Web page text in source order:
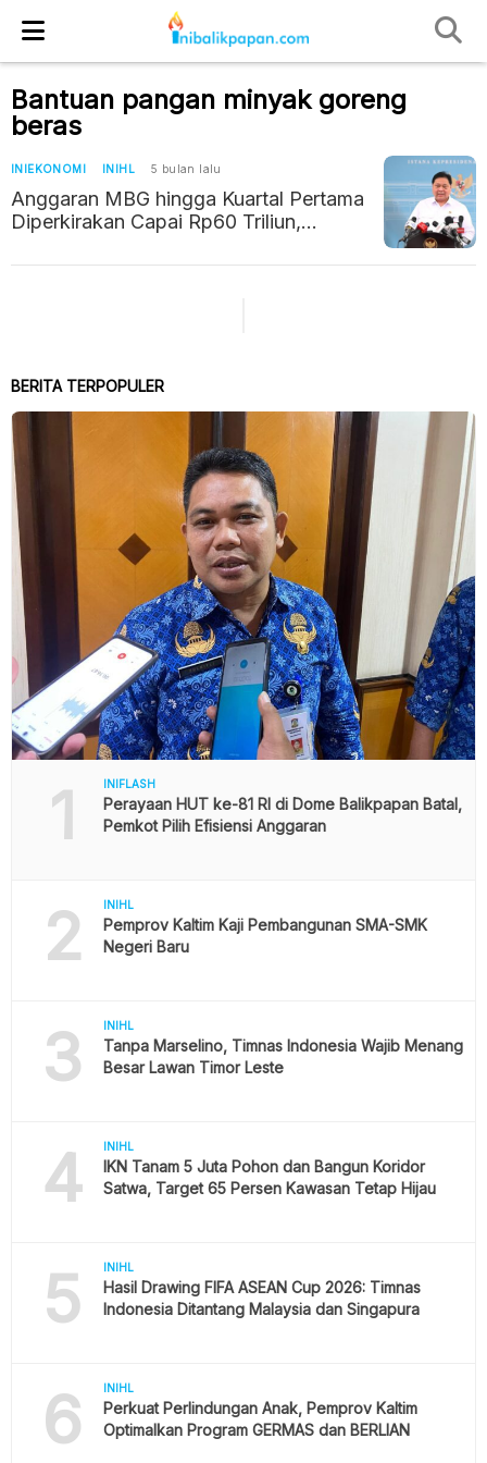
Bantuan pangan minyak goreng
beras
INIEKONOMI INIHL 5 bulan lalu
Anggaran MBG hingga Kuartal Pertama
Diperkirakan Capai Rp60 Triliun,
BERITA TERPOPULER
1 INIFLASH
Perayaan HUT ke-81 RI di Dome Balikpapan Batal,
Pemkot Pilih Efisiensi Anggaran
2 INIHL
Pemprov Kaltim Kaji Pembangunan SMA-SMK
Negeri Baru
3 INIHL
Tanpa Marselino, Timnas Indonesia Wajib Menang
Besar Lawan Timor Leste
4 INIHL
IKN Tanam 5 Juta Pohon dan Bangun Koridor
Satwa, Target 65 Persen Kawasan Tetap Hijau
5 INIHL
Hasil Drawing FIFA ASEAN Cup 2026: Timnas
Indonesia Ditantang Malaysia dan Singapura
6 INIHL
Perkuat Perlindungan Anak, Pemprov Kaltim
Optimalkan Program GERMAS dan BERLIAN